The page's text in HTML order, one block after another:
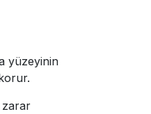
yüzeyinin
zarar